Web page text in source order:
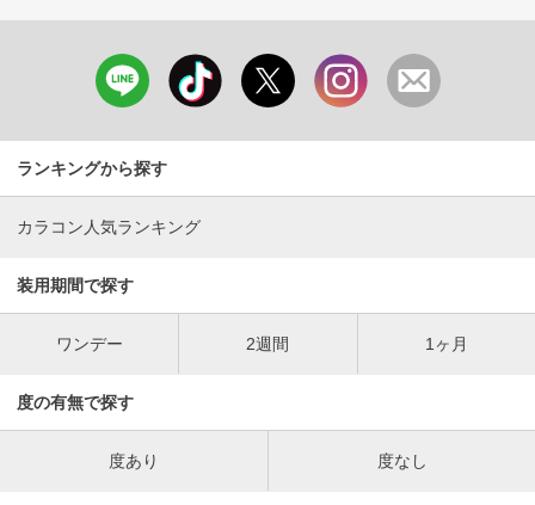
ランキングから探す
カラコン人気ランキング
装用期間で探す
ワンデー 2週間 1ヶ月
度の有無で探す
度あり 度なし